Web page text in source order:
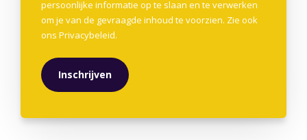
persoonlijke informatie op te slaan en te verwerken
om je van de gevraagde inhoud te voorzien. Zie ook
ons Privacybeleid.